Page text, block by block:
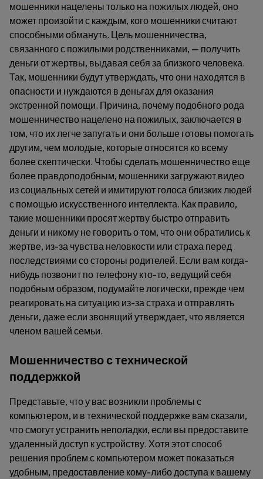
мошенники нацелены только на пожилых людей, оно
может произойти с каждым, кого мошенники считают
способными обмануть. Цель мошенничества,
связанного с пожилыми родственниками, — получить
деньги от жертвы, выдавая себя за близкого человека.
Так, мошенники будут утверждать, что они находятся в
опасности и нуждаются в деньгах для оказания
экстренной помощи. Причина, почему подобного рода
мошенничество нацелено на пожилых, заключается в
том, что их легче запугать и они больше готовы помогать
другим, чем молодые, которые относятся ко всему
более скептически. Чтобы сделать мошенничество еще
более правдоподобным, мошенники загружают видео
из социальных сетей и имитируют голоса близких людей
с помощью искусственного интеллекта. Как правило,
такие мошенники просят жертву быстро отправить
деньги и никому не говорить о том, что они обратились к
жертве, из-за чувства неловкости или страха перед
последствиями со стороны родителей. Если вам когда-
нибудь позвонит по телефону кто-то, ведущий себя
подобным образом, подумайте логически, прежде чем
реагировать на ситуацию из-за страха и отправлять
деньги, даже если звонящий утверждает, что является
членом вашей семьи.
Мошенничество с технической
поддержкой
Представьте, что у вас возникли проблемы с
компьютером, и в технической поддержке вам сказали,
что смогут устранить неполадки, если вы предоставите
удаленный доступ к устройству. Хотя этот способ
решения проблем с компьютером может показаться
удобным, предоставление кому-либо доступа к вашему